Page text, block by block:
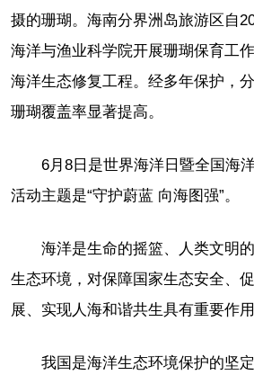
摄的珊瑚。海南分界洲岛旅游区自
海洋与渔业科学院开展珊瑚保育工
海洋生态修复工程。经多年保护，
珊瑚覆盖率显著提高。
6月8日是世界海洋日暨全国海
活动主题是“守护蔚蓝 向海图强”。
海洋是生命的摇篮、人类文明
生态环境，对保障国家生态安全、
展、实现人海和谐共生具有重要作用
我国是海洋生态环境保护的坚